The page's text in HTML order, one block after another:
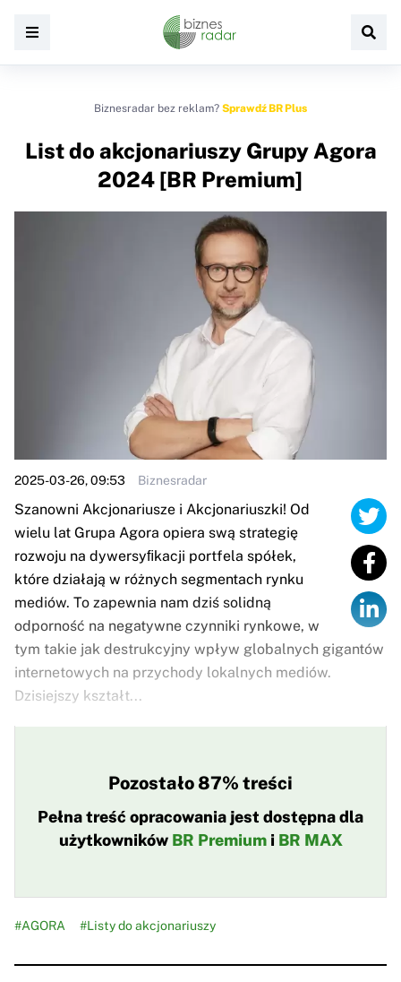
Biznesradar bez reklam? Sprawdź BR Plus
List do akcjonariuszy Grupy Agora
2024 [BR Premium]
2025-03-26, 09:53 Biznesradar
Szanowni Akcjonariusze i Akcjonariuszki! Od
wielu lat Grupa Agora opiera swą strategię
rozwoju na dywersyﬁkacji portfela spółek,
które działają w różnych segmentach rynku
mediów. To zapewnia nam dziś solidną
odporność na negatywne czynniki rynkowe, w
tym takie jak destrukcyjny wpływ globalnych gigantów
internetowych na przychody lokalnych mediów.
Dzisiejszy kształt...
Pozostało 87% treści
Pełna treść opracowania jest dostępna dla
użytkowników BR Premiumi BR MAX
#AGORA #Listy do akcjonariuszy